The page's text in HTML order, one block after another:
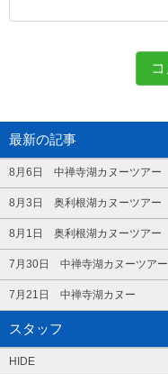
最新の記事
8月6日 中禅寺湖カヌーツアー
8月3日 奥利根湖カヌーツアー
8月1日 奥利根湖カヌーツアー
7月30日 中禅寺湖カヌーツアー
7月21日 中禅寺湖カヌー
スタッフ
HIDE